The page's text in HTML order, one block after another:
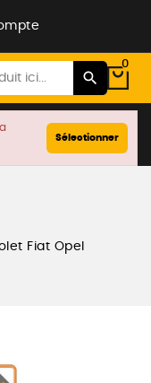
0
Sélectionner
Fiat Opel